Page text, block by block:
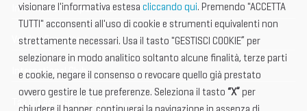
Informazione importante
Vetrina Espositori
International Club
Tax & Legal Global Services
visionare l'informativa estesa cliccando qui. Premendo "ACCETTA
TUTTI" acconsenti all'uso di cookie e strumenti equivalenti non
strettamente necessari. Usa il tasto "GESTISCI COOKIE” per
selezionare in modo analitico soltanto alcune finalità, terze parti
e cookie, negare il consenso o revocare quello già prestato
ovvero gestire le tue preferenze. Seleziona il tasto “X” per